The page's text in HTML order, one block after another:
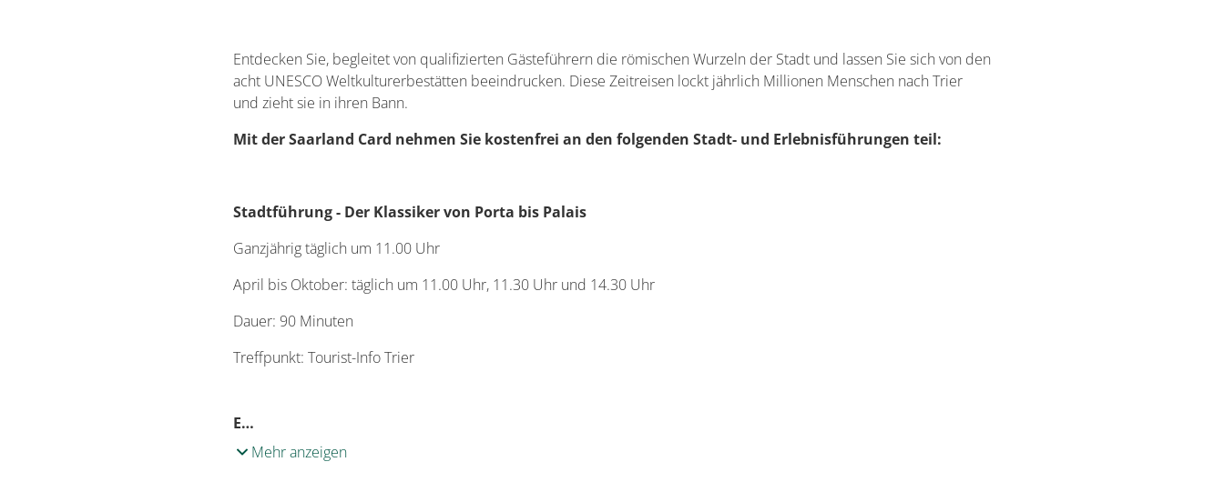
Entdecken Sie, begleitet von qualifizierten Gästeführern die römischen Wurzeln der Stadt und lassen Sie sich von den
acht UNESCO Weltkulturerbestätten beeindrucken. Diese Zeitreisen lockt jährlich Millionen Menschen nach Trier
und zieht sie in ihren Bann.
Mit der Saarland Card nehmen Sie kostenfrei an den folgenden Stadt- und Erlebnisführungen teil:
Stadtführung - Der Klassiker von Porta bis Palais
Ganzjährig täglich um 11.00 Uhr
April bis Oktober: täglich um 11.00 Uhr, 11.30 Uhr und 14.30 Uhr
Dauer: 90 Minuten
Treffpunkt: Tourist-Info Trier
E…
Mehr anzeigen